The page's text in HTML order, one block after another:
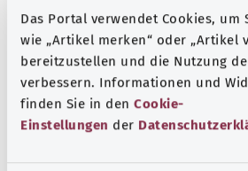
Das Portal verwendet Cookies, um
wie „Artikel merken“ oder „Artikel
bereitzustellen und die Nutzung
verbessern. Informationen und
finden Sie in den Cookie-
Einstellungen der
Mehr erfahren